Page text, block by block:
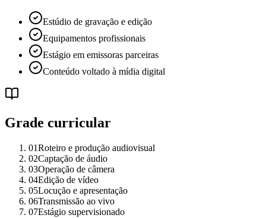
Estúdio de gravação e edição
Equipamentos profissionais
Estágio em emissoras parceiras
Conteúdo voltado à mídia digital
Grade curricular
01Roteiro e produção audiovisual
02Captação de áudio
03Operação de câmera
04Edição de vídeo
05Locução e apresentação
06Transmissão ao vivo
07Estágio supervisionado